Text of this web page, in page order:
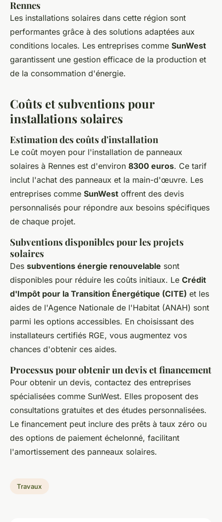
Rennes
Les installations solaires dans cette région sont
performantes grâce à des solutions adaptées aux
conditions locales. Les entreprises comme SunWest
garantissent une gestion efficace de la production et
de la consommation d'énergie.
Coûts et subventions pour
installations solaires
Estimation des coûts d'installation
Le coût moyen pour l'installation de panneaux
solaires à Rennes est d'environ 8300 euros. Ce tarif
inclut l'achat des panneaux et la main-d'œuvre. Les
entreprises comme SunWest offrent des devis
personnalisés pour répondre aux besoins spécifiques
de chaque projet.
Subventions disponibles pour les projets
solaires
Des subventions énergie renouvelable sont
disponibles pour réduire les coûts initiaux. Le Crédit
d'Impôt pour la Transition Énergétique (CITE) et les
aides de l'Agence Nationale de l'Habitat (ANAH) sont
parmi les options accessibles. En choisissant des
installateurs certifiés RGE, vous augmentez vos
chances d'obtenir ces aides.
Processus pour obtenir un devis et financement
Pour obtenir un devis, contactez des entreprises
spécialisées comme SunWest. Elles proposent des
consultations gratuites et des études personnalisées.
Le financement peut inclure des prêts à taux zéro ou
des options de paiement échelonné, facilitant
l'amortissement des panneaux solaires.
Travaux